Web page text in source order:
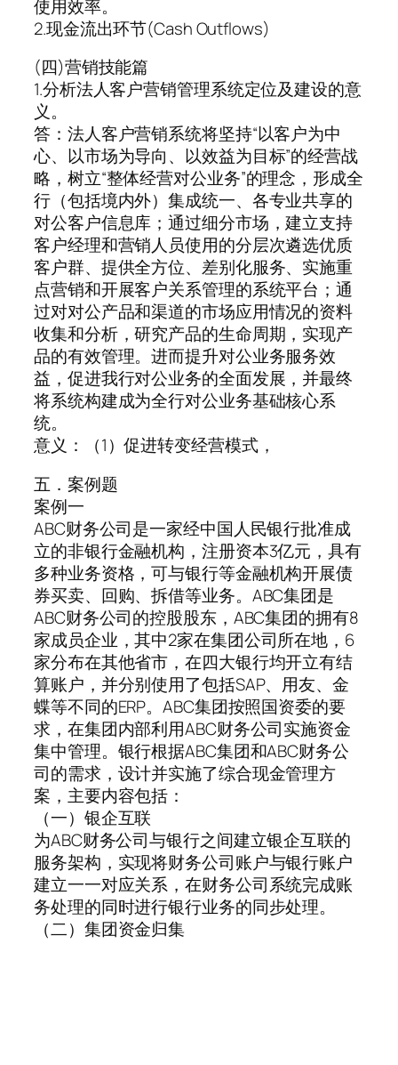
使用效率。
2.现金流出环节(Cash Outflows)
(四)营销技能篇
1.分析法人客户营销管理系统定位及建设的意
义。
答：法人客户营销系统将坚持“以客户为中
心、以市场为导向、以效益为目标”的经营战
略，树立“整体经营对公业务”的理念，形成全
行（包括境内外）集成统一、各专业共享的
对公客户信息库；通过细分市场，建立支持
客户经理和营销人员使用的分层次遴选优质
客户群、提供全方位、差别化服务、实施重
点营销和开展客户关系管理的系统平台；通
过对对公产品和渠道的市场应用情况的资料
收集和分析，研究产品的生命周期，实现产
品的有效管理。进而提升对公业务服务效
益，促进我行对公业务的全面发展，并最终
将系统构建成为全行对公业务基础核心系
统。
意义：（1）促进转变经营模式，
五．案例题
案例一
ABC财务公司是一家经中国人民银行批准成
立的非银行金融机构，注册资本3亿元，具有
多种业务资格，可与银行等金融机构开展债
券买卖、回购、拆借等业务。ABC集团是
ABC财务公司的控股股东，ABC集团的拥有8
家成员企业，其中2家在集团公司所在地，6
家分布在其他省市，在四大银行均开立有结
算账户，并分别使用了包括SAP、用友、金
蝶等不同的ERP。ABC集团按照国资委的要
求，在集团内部利用ABC财务公司实施资金
集中管理。银行根据ABC集团和ABC财务公
司的需求，设计并实施了综合现金管理方
案，主要内容包括：
（一）银企互联
为ABC财务公司与银行之间建立银企互联的
服务架构，实现将财务公司账户与银行账户
建立一一对应关系，在财务公司系统完成账
务处理的同时进行银行业务的同步处理。
（二）集团资金归集